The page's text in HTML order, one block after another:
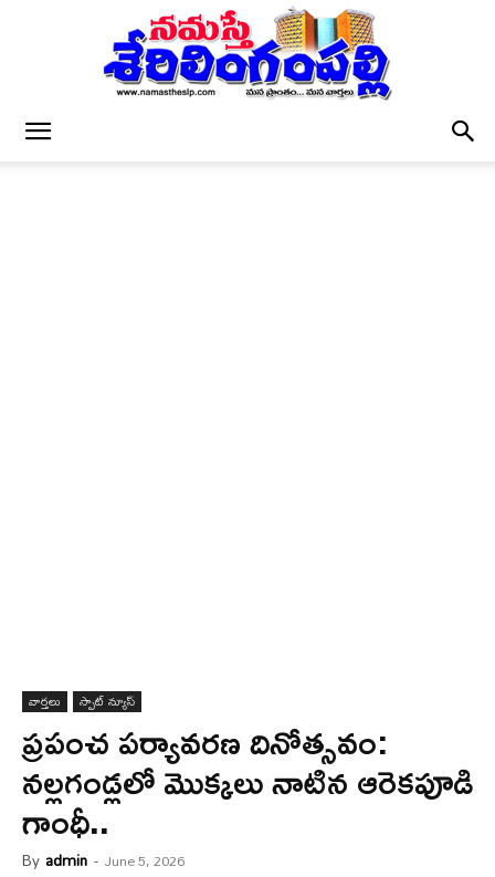
వార్త‌లు స్పాట్ న్యూస్
ప్రపంచ పర్యావరణ దినోత్సవం:
నల్లగండ్లలో మొక్కలు నాటిన ఆరెకపూడి
గాంధీ..
By admin - June 5, 2026